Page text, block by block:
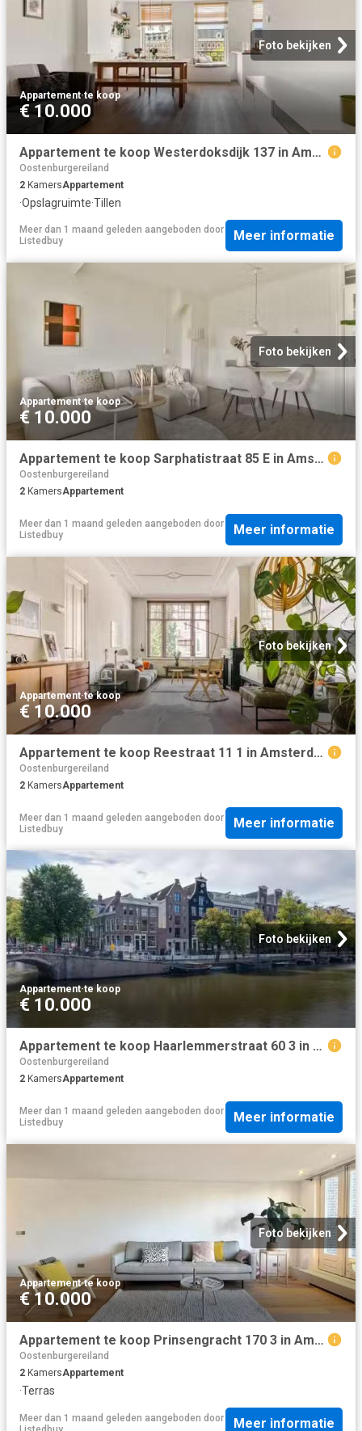
Foto bekijken
Appartement·te koop
€ 10.000
Appartement te koop Westerdoksdijk 137 in Amsterdam voor € 549.
Oostenburgereiland
2 KamersAppartement
·Opslagruimte·Tillen
Meer dan 1 maand geleden aangeboden door
Listedbuy
Meer informatie
Foto bekijken
Appartement·te koop
€ 10.000
Appartement te koop Sarphatistraat 85 E in Amsterdam voor € 39.
Oostenburgereiland
2 KamersAppartement
Meer dan 1 maand geleden aangeboden door
Listedbuy
Meer informatie
Foto bekijken
Appartement·te koop
€ 10.000
Appartement te koop Reestraat 11 1 in Amsterdam voor € 525.000
Oostenburgereiland
2 KamersAppartement
Meer dan 1 maand geleden aangeboden door
Listedbuy
Meer informatie
Foto bekijken
Appartement·te koop
€ 10.000
Appartement te koop Haarlemmerstraat 60 3 in Amsterdam voor €.
Oostenburgereiland
2 KamersAppartement
Meer dan 1 maand geleden aangeboden door
Listedbuy
Meer informatie
Foto bekijken
Appartement·te koop
€ 10.000
Appartement te koop Prinsengracht 170 3 in Amsterdam voor € 70.
Oostenburgereiland
2 KamersAppartement
·Terras
Meer dan 1 maand geleden aangeboden door
Meer informatie